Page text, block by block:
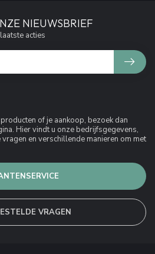
of je aankoop, bezoek dan
Hier vindt u onze bedrijfsgegevens,
en verschillende manieren om met
VRAGEN
NIEUWSBRIEF
acties